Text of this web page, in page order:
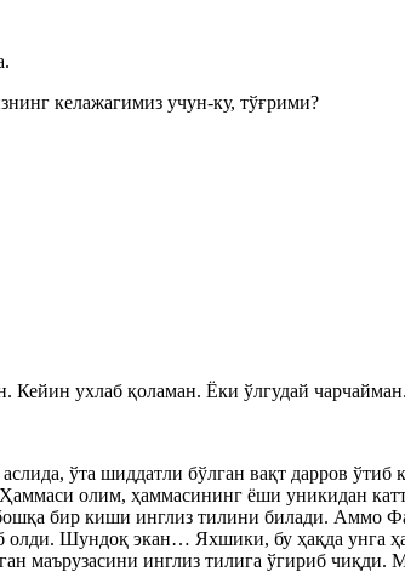
келажагимиз учун-ку, тўғрими?
Кейин ухлаб қоламан. Ёки ўлгудай
ўта шиддатли бўлган вақт дарров
олим, ҳаммасининг ёши уникидан
бир киши инглиз тилини билади. Аммо
Шундоқ экан… Яхшики, бу ҳақда унга
маърузасини инглиз тилига ўгириб